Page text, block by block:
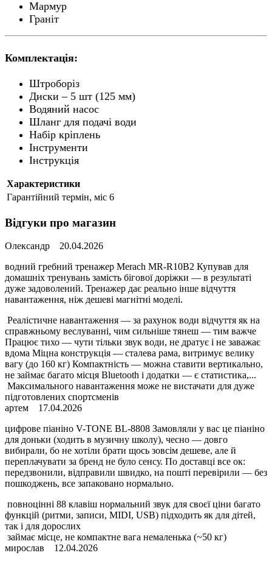
Мармур
Граніт
Комплектація:
Штроборіз
Диски – 5 шт (125 мм)
Водяний насос
Шланг для подачі води
Набір кріплень
Інструменти
Інструкція
Характеристики
Гарантійний термін, міс 6
Відгуки про магазин
Олександр
20.04.2026
водний гребний тренажер Merach MR-R10B2 Купував для
домашніх тренувань замість бігової доріжки — в результаті
дуже задоволений. Тренажер дає реально інше відчуття
навантаження, ніж дешеві магнітні моделі.
Реалістичне навантаження — за рахунок води відчуття як на
справжньому веслуванні, чим сильніше тянеш — тим важче
Працює тихо — чути тільки звук води, не дратує і не заважає
вдома Міцна конструкція — сталева рама, витримує велику
вагу (до 160 кг) Компактність — можна ставити вертикально,
не займає багато місця Bluetooth і додатки — є статистика,...
Максимального навантаження може не вистачати для дуже
підготовлених спортсменів
артем
17.04.2026
цифрове піаніно V-TONE BL-8808 Замовляли у вас це піаніно
для доньки (ходить в музичну школу), чесно — довго
вибирали, бо не хотіли брати щось зовсім дешеве, але й
переплачувати за бренд не було сенсу. По доставці все ок:
передзвонили, відправили швидко, на пошті перевірили — без
пошкоджень, все запаковано нормально.
повноцінні 88 клавіш нормальний звук для своєї ціни багато
функцій (ритми, записи, MIDI, USB) підходить як для дітей,
так і для дорослих
займає місце, не компактне вага немаленька (~50 кг)
мирослав
12.04.2026